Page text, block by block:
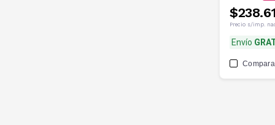
Precio s/imp.
Envío